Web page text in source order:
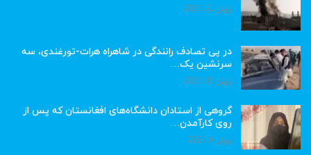
ژوئن 22, 2023
در پی تصادف رانندگی در شاهراه هرات-تورغندی، سه
سرنشین یک…
ژوئن 15, 2023
گروهی از استادان دانشگاه‌های افغانستان که پس از
روی کارآمدن…
ژوئن 6, 2023